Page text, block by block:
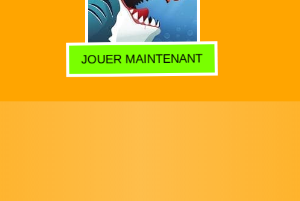
JOUER MAINTENANT